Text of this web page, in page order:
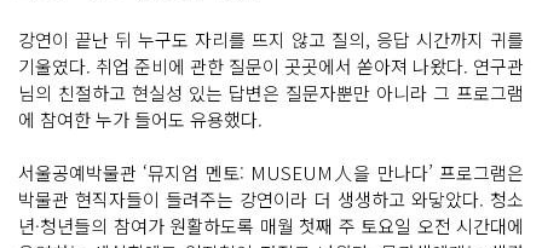
강연이 끝난 뒤 누구도 자리를 뜨지 않고 질의, 응답 시간까지 귀를
기울였다. 취업 준비에 관한 질문이 곳곳에서 쏟아져 나왔다. 연구관
님의 친절하고 현실성 있는 답변은 질문자뿐만 아니라 그 프로그램
에 참여한 누가 들어도 유용했다.
서울공예박물관 ‘뮤지엄 멘토: MUSEUM人을 만나다’ 프로그램은
박물관 현직자들이 들려주는 강연이라 더 생생하고 와닿았다. 청소
년·청년들의 참여가 원활하도록 매월 첫째 주 토요일 오전 시간대에